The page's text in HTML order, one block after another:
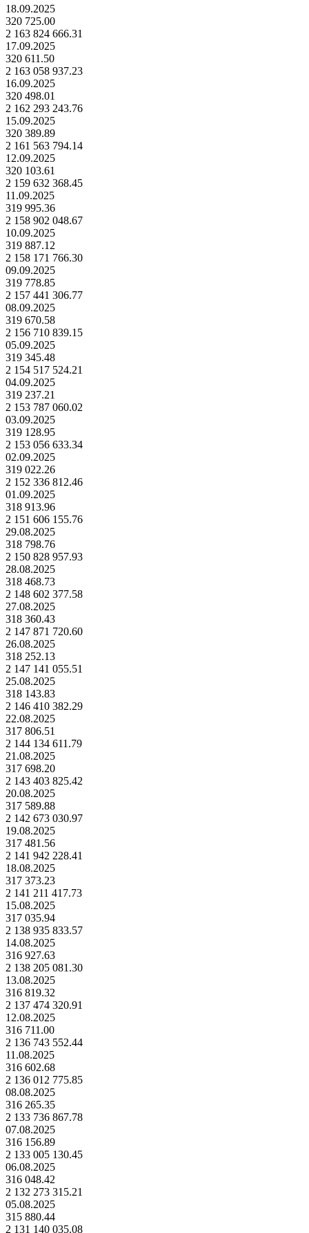
18.09.2025
320 725.00
2 163 824 666.31
17.09.2025
320 611.50
2 163 058 937.23
16.09.2025
320 498.01
2 162 293 243.76
15.09.2025
320 389.89
2 161 563 794.14
12.09.2025
320 103.61
2 159 632 368.45
11.09.2025
319 995.36
2 158 902 048.67
10.09.2025
319 887.12
2 158 171 766.30
09.09.2025
319 778.85
2 157 441 306.77
08.09.2025
319 670.58
2 156 710 839.15
05.09.2025
319 345.48
2 154 517 524.21
04.09.2025
319 237.21
2 153 787 060.02
03.09.2025
319 128.95
2 153 056 633.34
02.09.2025
319 022.26
2 152 336 812.46
01.09.2025
318 913.96
2 151 606 155.76
29.08.2025
318 798.76
2 150 828 957.93
28.08.2025
318 468.73
2 148 602 377.58
27.08.2025
318 360.43
2 147 871 720.60
26.08.2025
318 252.13
2 147 141 055.51
25.08.2025
318 143.83
2 146 410 382.29
22.08.2025
317 806.51
2 144 134 611.79
21.08.2025
317 698.20
2 143 403 825.42
20.08.2025
317 589.88
2 142 673 030.97
19.08.2025
317 481.56
2 141 942 228.41
18.08.2025
317 373.23
2 141 211 417.73
15.08.2025
317 035.94
2 138 935 833.57
14.08.2025
316 927.63
2 138 205 081.30
13.08.2025
316 819.32
2 137 474 320.91
12.08.2025
316 711.00
2 136 743 552.44
11.08.2025
316 602.68
2 136 012 775.85
08.08.2025
316 265.35
2 133 736 867.78
07.08.2025
316 156.89
2 133 005 130.45
06.08.2025
316 048.42
2 132 273 315.21
05.08.2025
315 880.44
2 131 140 035.08